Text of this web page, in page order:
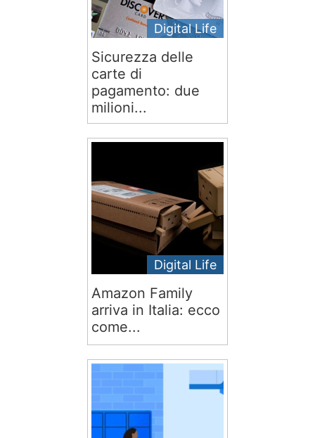
Digital Life
Sicurezza delle
carte di
pagamento: due
milioni...
Digital Life
Amazon Family
arriva in Italia: ecco
come...